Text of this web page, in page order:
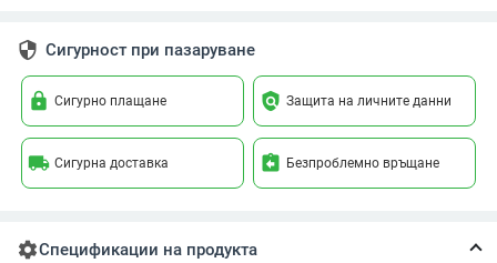
security Сигурност при пазаруване
lock Сигурно плащане policy Защита на личните данни
local_shipping Сигурна доставка assignment_return Безпроблемно връщане
settingsСпецификации на продукта